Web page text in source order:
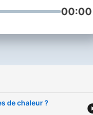
00:00
de chaleur ?